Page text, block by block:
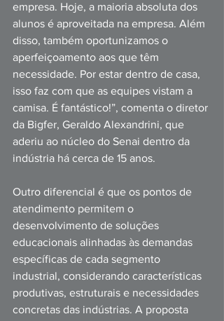
empresa. Hoje, a maioria absoluta dos
alunos é aproveitada na empresa. Além
disso, também oportunizamos o
aperfeiçoamento aos que têm
necessidade. Por estar dentro de casa,
isso faz com que as equipes vistam a
camisa. É fantástico!”, comenta o diretor
da Bigfer, Geraldo Alexandrini, que
aderiu ao núcleo do Senai dentro da
indústria há cerca de 15 anos.
Outro diferencial é que os pontos de
atendimento permitem o
desenvolvimento de soluções
educacionais alinhadas às demandas
específicas de cada segmento
industrial, considerando características
produtivas, estruturais e necessidades
concretas das indústrias. A proposta